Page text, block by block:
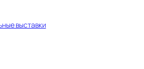
выставки